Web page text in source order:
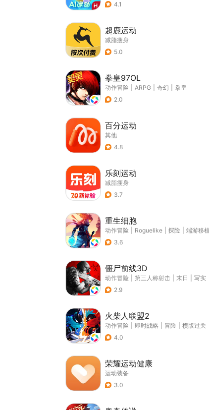
4.1
超鹿运动
减脂瘦身
5.0
拳皇97OL
动作冒险 ARPG 奇幻
拳皇
2.0
百分运动
其他
4.8
乐刻运动
减脂瘦身
3.7
重生细胞
动作冒险 Roguelike 探险
端游移植
3.6
僵尸前线3D
动作冒险 第三人称射击 末日
写实
2.9
火柴人联盟2
动作冒险 即时战略 冒险
横版过关
4.0
荣耀运动健康
运动装备
3.0